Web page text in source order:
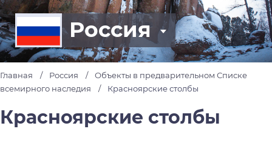
Россия
Главная Россия
Объекты в предварительном Списке
всемирного наследия
Красноярские столбы
Красноярские столбы